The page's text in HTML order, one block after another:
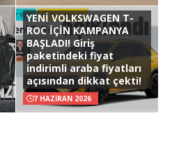
YENİ VOLKSWAGEN T-
ROC İÇİN KAMPANYA
BAŞLADI! Giriş
paketindeki fiyat
indirimli araba fiyatları
açısından dikkat çekti!
7 HAZIRAN 2026